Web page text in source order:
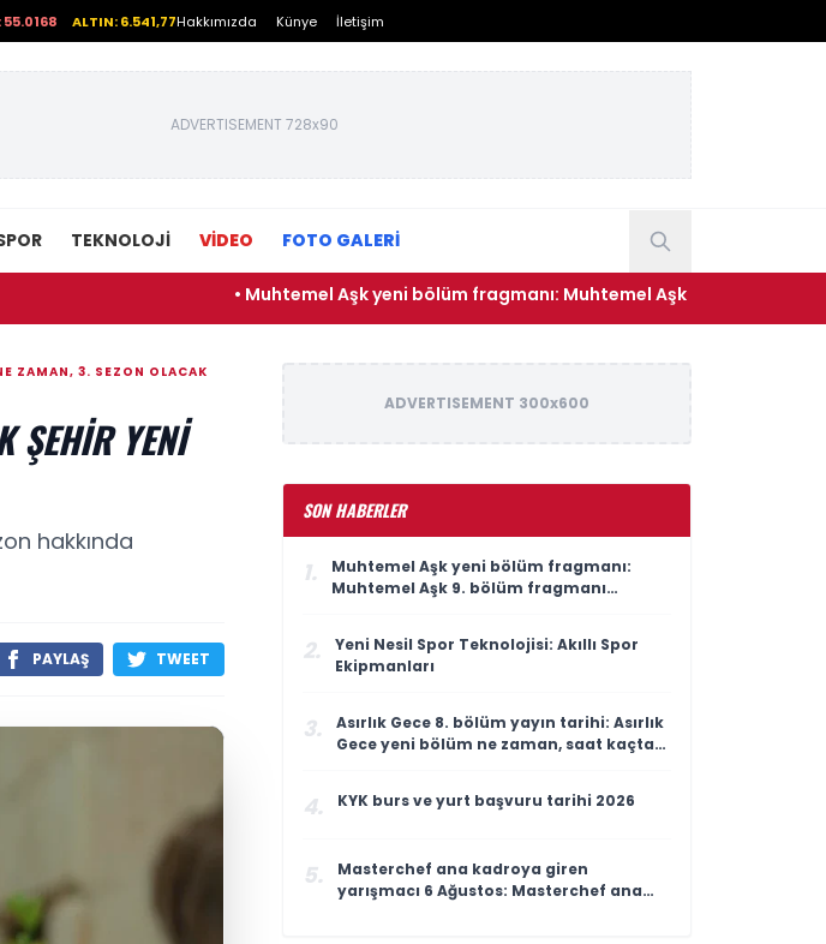
55.0168 ALTIN: 6.541,77Hakkımızda Künye İletişim
ADVERTISEMENT 728x90
TEKNOLOJI VİDEO FOTO GALERİ
• Muhtemel Aşk yeni bölüm fragmanı: Muhtemel Aşk 9. bölüm fragmanı
ZAMAN, 3. SEZON OLACAK
ŞEHIR YENI
hakkında
PAYLAŞ TWEET
ADVERTISEMENT 300x600
SON HABERLER
1.
Muhtemel Aşk yeni bölüm fragmanı:
Muhtemel Aşk 9. bölüm fragmanı
2.
Yeni Nesil Spor Teknolojisi: Akıllı Spor
Ekipmanları
3.
Asırlık Gece 8. bölüm yayın tarihi: Asırlık
Gece yeni bölüm ne zaman, saat kaçta
4. KYK burs ve yurt başvuru tarihi 2026
5.
Masterchef ana kadroya giren
yarışmacı 6 Ağustos: Masterchef ana